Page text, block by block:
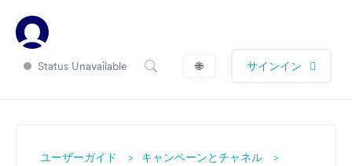
Status Unavailable 🌐 サインイン
ユーザーガイド
キャンペーンとチャネル